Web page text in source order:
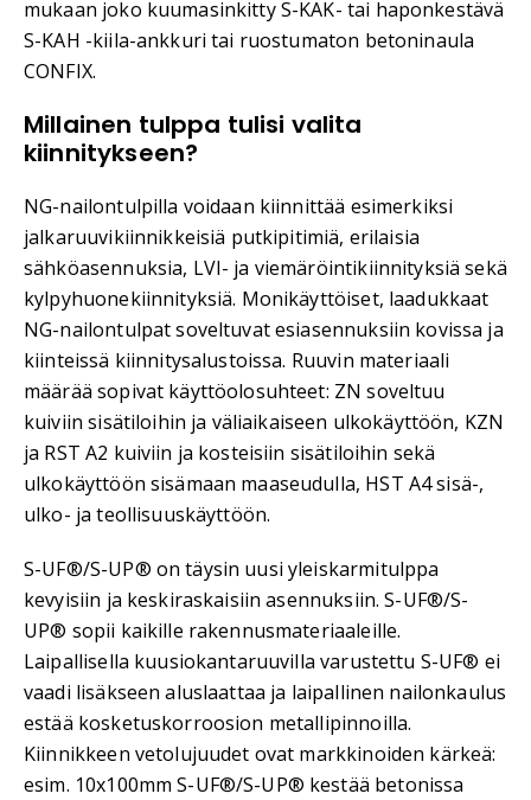
mukaan joko kuumasinkitty S-KAK- tai haponkestävä
S-KAH -kiila-ankkuri tai ruostumaton betoninaula
CONFIX.
Millainen tulppa tulisi valita
kiinnitykseen?
NG-nailontulpilla voidaan kiinnittää esimerkiksi
jalkaruuvikiinnikkeisiä putkipitimiä, erilaisia
sähköasennuksia, LVI- ja viemäröintikiinnityksiä sekä
kylpyhuonekiinnityksiä. Monikäyttöiset, laadukkaat
NG-nailontulpat soveltuvat esiasennuksiin kovissa ja
kiinteissä kiinnitysalustoissa. Ruuvin materiaali
määrää sopivat käyttöolosuhteet: ZN soveltuu
kuiviin sisätiloihin ja väliaikaiseen ulkokäyttöön, KZN
ja RST A2 kuiviin ja kosteisiin sisätiloihin sekä
ulkokäyttöön sisämaan maaseudulla, HST A4 sisä-,
ulko- ja teollisuuskäyttöön.
S-UF®/S-UP® on täysin uusi yleiskarmitulppa
kevyisiin ja keskiraskaisiin asennuksiin. S-UF®/S-
UP® sopii kaikille rakennusmateriaaleille.
Laipallisella kuusiokantaruuvilla varustettu S-UF® ei
vaadi lisäkseen aluslaattaa ja laipallinen nailonkaulus
estää kosketuskorroosion metallipinnoilla.
Kiinnikkeen vetolujuudet ovat markkinoiden kärkeä:
esim. 10x100mm S-UF®/S-UP® kestää betonissa